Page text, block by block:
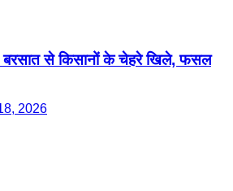
बरसात से किसानों के चेहरे खिले, फसल
2026